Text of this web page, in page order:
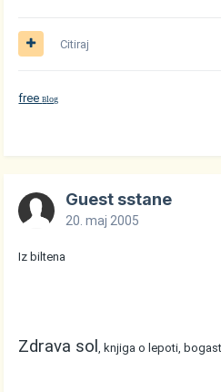
Citiraj
freeBlog
Guest sstane
20. maj 2005
Iz biltena
Zdrava sol , knjiga o lepoti,